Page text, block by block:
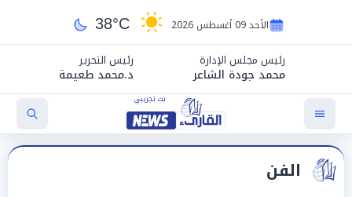
الأحد 09 أغسطس 2026 38°C
رئيس مجلس الإدارة
محمد جودة الشاعر
رئيس التحرير
د.محمد طعيمة
الفن